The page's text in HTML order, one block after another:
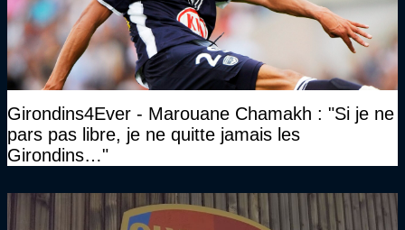
Girondins4Ever - Marouane Chamakh : "Si je ne
pars pas libre, je ne quitte jamais les
Girondins…"